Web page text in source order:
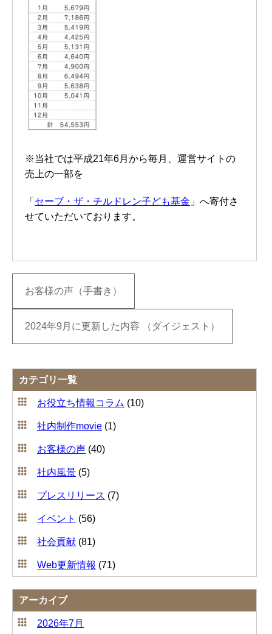
※当社では平成21年6月から毎月、運営サイトの
売上の一部を
「 セーブ・ザ・チルドレン子ども基金 」へ寄付さ
せていただいております。
お客様の声（手書き）
2024年9月に更新した内容 （ダイジェスト）
カテゴリ一覧
お役立ち情報コラム (10)
社内制作movie (1)
お客様の声 (40)
社内風景 (5)
プレスリリース (7)
イベント (56)
社会貢献 (81)
Web更新情報 (71)
アーカイブ
2026年7月